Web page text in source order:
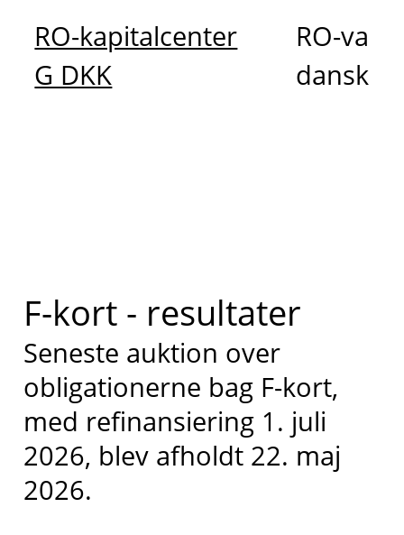
RO-kapitalcenter
G DKK
RO-
danske
F-kort - resultater
Seneste auktion over
obligationerne bag F-kort,
med refinansiering 1. juli
2026, blev afholdt 22. maj
2026.